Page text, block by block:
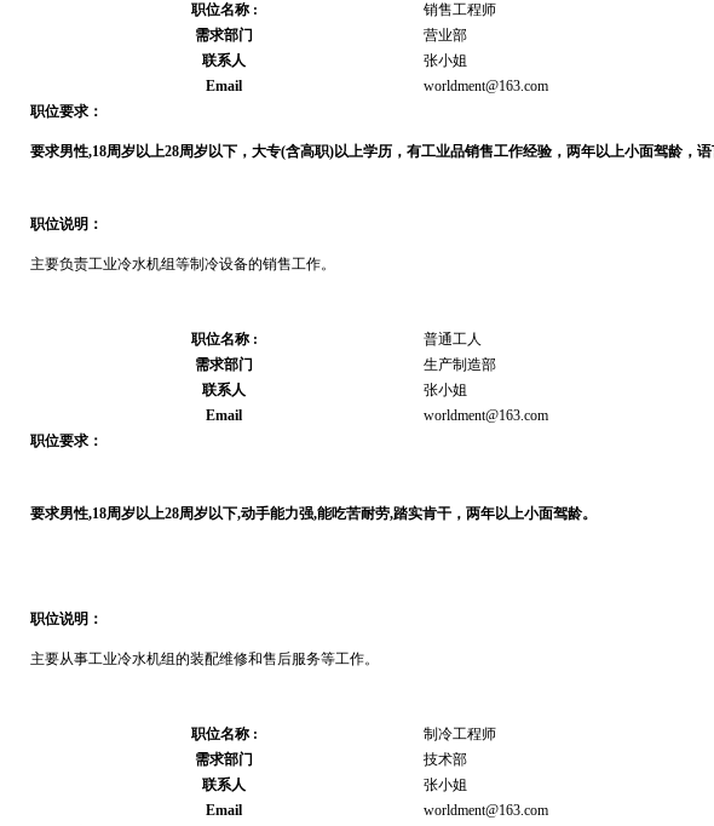
职位名称 : 销售工程师
需求部门
营业部
联系人
张小姐
Email
worldment@163.com
职位要求：
要求男性,18周岁以上28周岁以下，大专(含高职)以上学历，有工业品销售工作经验，两年以上小面驾龄，
职位说明：
主要负责工业冷水机组等制冷设备的销售工作。
职位名称 : 普通工人
需求部门
生产制造部
联系人
张小姐
Email
worldment@163.com
职位要求：
要求男性,18周岁以上28周岁以下,动手能力强,能吃苦耐劳,踏实肯干，两年以上小面驾龄。
职位说明：
主要从事工业冷水机组的装配维修和售后服务等工作。
职位名称 : 制冷工程师
需求部门
技术部
联系人
张小姐
Email
worldment@163.com